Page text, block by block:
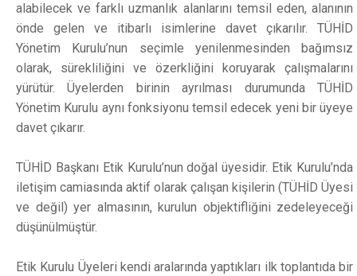
alabilecek ve farklı uzmanlık alanlarını temsil eden, alanının
önde gelen ve itibarlı isimlerine davet çıkarılır. TÜHİD
Yönetim Kurulu’nun seçimle yenilenmesinden bağımsız
olarak, sürekliliğini ve özerkliğini koruyarak çalışmalarını
yürütür. Üyelerden birinin ayrılması durumunda TÜHİD
Yönetim Kurulu aynı fonksiyonu temsil edecek yeni bir üyeye
davet çıkarır.
TÜHİD Başkanı Etik Kurulu’nun doğal üyesidir. Etik Kurulu’nda
iletişim camiasında aktif olarak çalışan kişilerin (TÜHİD Üyesi
ve değil) yer almasının, kurulun objektifliğini zedeleyeceği
düşünülmüştür.
Etik Kurulu Üyeleri kendi aralarında yaptıkları ilk toplantıda bir